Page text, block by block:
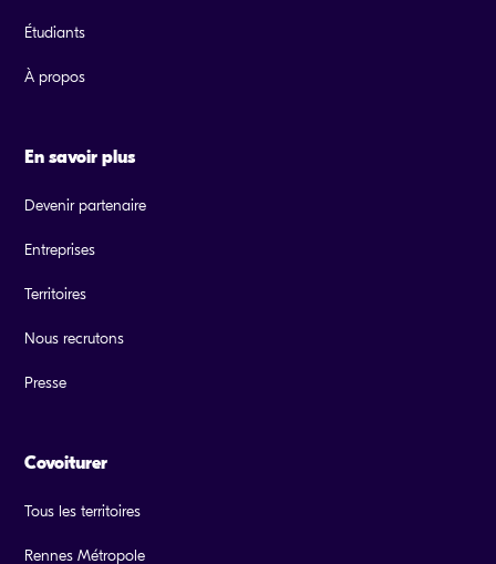
Étudiants
À propos
En savoir plus
Devenir partenaire
Entreprises
Territoires
Nous recrutons
Presse
Covoiturer
Tous les territoires
Rennes Métropole